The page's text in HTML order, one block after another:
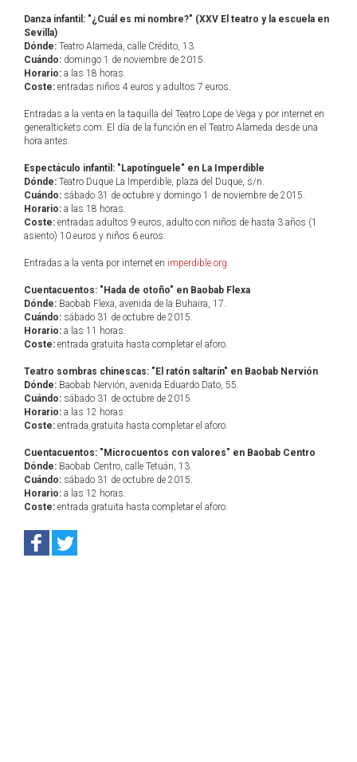
Danza infantil: "¿Cuál es mi nombre?" (XXV El teatro y la escuela en
Sevilla)
Dónde: Teatro Alameda, calle Crédito, 13.
Cuándo: domingo 1 de noviembre de 2015.
Horario: a las 18 horas.
Coste: entradas niños 4 euros y adultos 7 euros.
Entradas a la venta en la taquilla del Teatro Lope de Vega y por internet en
generaltickets.com. El día de la función en el Teatro Alameda desde una
hora antes.
Espectáculo infantil: "Lapotínguele" en La Imperdible
Dónde: Teatro Duque La Imperdible, plaza del Duque, s/n.
Cuándo: sábado 31 de octubre y domingo 1 de noviembre de 2015.
Horario: a las 18 horas.
Coste: entradas adultos 9 euros, adulto con niños de hasta 3 años (1
asiento) 10 euros y niños 6 euros.
Entradas a la venta por internet en imperdible.org.
Cuentacuentos: "Hada de otoño" en Baobab Flexa
Dónde: Baobab Flexa, avenida de la Buhaira, 17.
Cuándo: sábado 31 de octubre de 2015.
Horario: a las 11 horas.
Coste: entrada gratuita hasta completar el aforo.
Teatro sombras chinescas: "El ratón saltarín" en Baobab Nervión
Dónde: Baobab Nervión, avenida Eduardo Dato, 55.
Cuándo: sábado 31 de octubre de 2015.
Horario: a las 12 horas.
Coste: entrada gratuita hasta completar el aforo.
Cuentacuentos: "Microcuentos con valores" en Baobab Centro
Dónde: Baobab Centro, calle Tetuán, 13.
Cuándo: sábado 31 de octubre de 2015.
Horario: a las 12 horas.
Coste: entrada gratuita hasta completar el aforo.